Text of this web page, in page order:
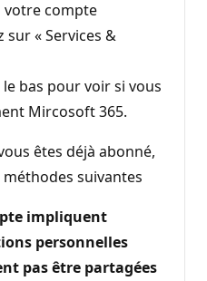
votre compte
sur « Services &
bas pour voir si vous
Mircosoft 365.
êtes déjà abonné,
méthodes suivantes
impliquent
personnelles
pas être partagées